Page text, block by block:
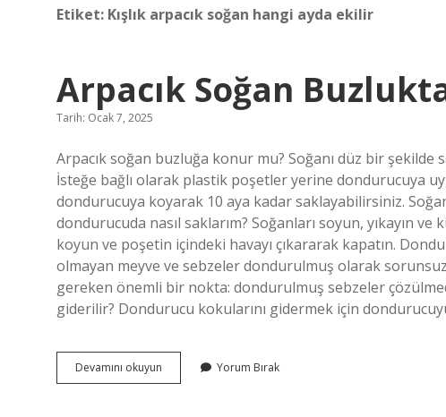
Etiket: Kışlık arpacık soğan hangi ayda ekilir
Arpacık Soğan
Tarih: Ocak 7, 2025
Arpacık soğan buzluğa konur mu? Soğanı düz bir şekilde
İsteğe bağlı olarak plastik poşetler yerine dondurucuya
dondurucuya koyarak 10 aya kadar saklayabilirsiniz.
dondurucuda nasıl saklarım? Soğanları soyun, yıkayın
koyun ve poşetin içindeki havayı çıkararak kapatın.
olmayan meyve ve sebzeler dondurulmuş olarak
gereken önemli bir nokta: dondurulmuş sebzeler
giderilir? Dondurucu kokularını gidermek için
Devamını okuyun
Soğan
Yorum Bırak